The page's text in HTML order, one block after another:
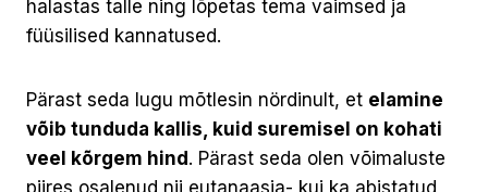
halastas talle ning lõpetas tema vaimsed ja
füüsilised kannatused.
Pärast seda lugu mõtlesin nördinult, et elamine
võib tunduda kallis, kuid suremisel on kohati
veel kõrgem hind . Pärast seda olen võimaluste